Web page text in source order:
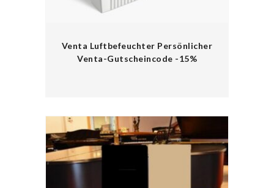
Venta Luftbefeuchter Persönlicher
Venta-Gutscheincode -15%